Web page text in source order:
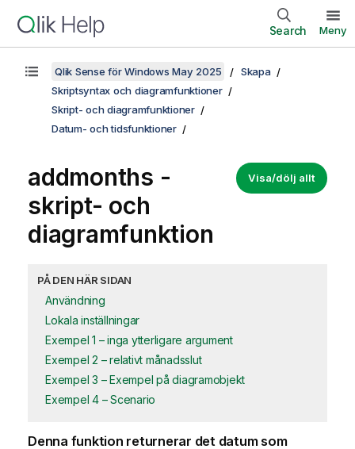
Search Meny
Qlik Sense för Windows May 2025
Skapa
Skriptsyntax och diagramfunktioner
Skript- och diagramfunktioner
Datum- och tidsfunktioner
Visa/dölj allt
addmonths -
skript- och
diagramfunktion
PÅ DEN HÄR SIDAN
Användning
Lokala inställningar
Exempel 1 – inga ytterligare argument
Exempel 2 – relativt månadsslut
Exempel 3 – Exempel på diagramobjekt
Exempel 4 – Scenario
Denna funktion returnerar det datum som